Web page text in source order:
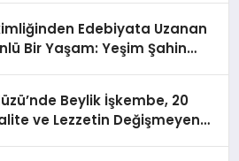
Edebiyata Uzanan
Bir Yaşam: Yeşim Şahin
Beylik İşkembe, 20
ve Lezzetin Değişmeyen